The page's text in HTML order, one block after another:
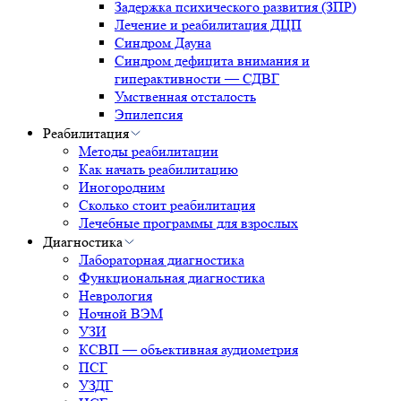
Задержка психического развития (ЗПР)
Лечение и реабилитация ДЦП
Синдром Дауна
Синдром дефицита внимания и
гиперактивности — СДВГ
Умственная отсталость
Эпилепсия
Реабилитация
Методы реабилитации
Как начать реабилитацию
Иногородним
Сколько стоит реабилитация
Лечебные программы для взрослых
Диагностика
Лабораторная диагностика
Функциональная диагностика
Неврология
Ночной ВЭМ
УЗИ
КСВП — объективная аудиометрия
ПСГ
УЗДГ